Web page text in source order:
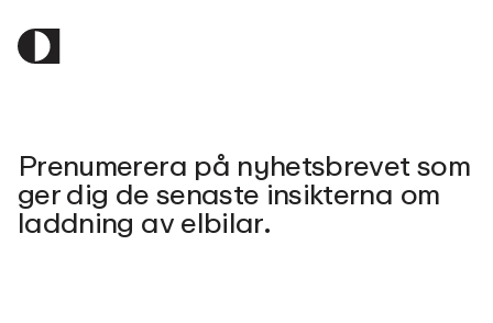
Prenumerera på nyhetsbrevet som
ger dig de senaste insikterna om
laddning av elbilar.